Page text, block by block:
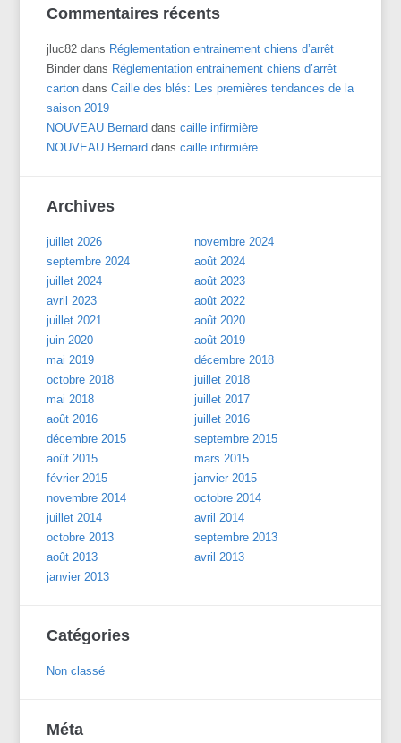
Commentaires récents
jluc82 dans Réglementation entrainement chiens d’arrêt
Binder dans Réglementation entrainement chiens d’arrêt
carton dansCaille des blés: Les premières tendances de la
saison 2019
NOUVEAU Bernard danscaille infirmière
NOUVEAU Bernard danscaille infirmière
Archives
juillet 2026
novembre 2024
septembre 2024
août 2024
juillet 2024
août 2023
avril 2023
août 2022
juillet 2021
août 2020
juin 2020
août 2019
mai 2019
décembre 2018
octobre 2018
juillet 2018
mai 2018
juillet 2017
août 2016
juillet 2016
décembre 2015
septembre 2015
août 2015
mars 2015
février 2015
janvier 2015
novembre 2014
octobre 2014
juillet 2014
avril 2014
octobre 2013
septembre 2013
août 2013
avril 2013
janvier 2013
Catégories
Non classé
Méta